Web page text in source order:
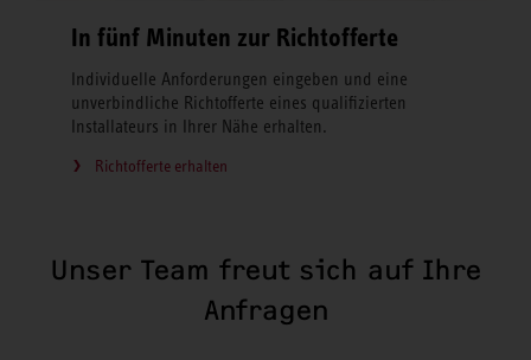
In fünf Minuten zur Richtofferte
Individuelle Anforderungen eingeben und eine
unverbindliche Richtofferte eines qualifizierten
Installateurs in Ihrer Nähe erhalten.
Richtofferte erhalten
Unser Team freut sich auf Ihre
Anfragen